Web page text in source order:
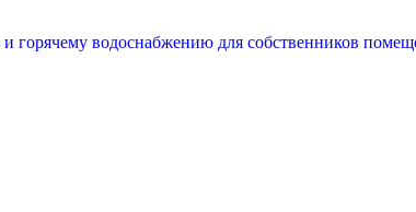
горячему водоснабжению для собственников